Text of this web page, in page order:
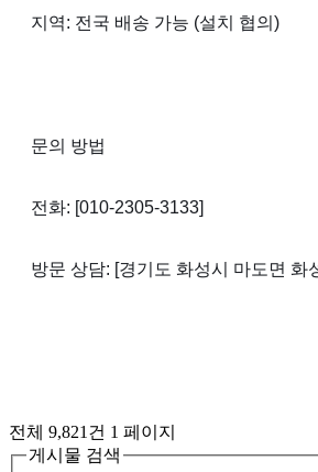
지역: 전국 배송 가능 (설치 협의)
문의 방법
전화: [010-2305-3133]
방문 상담: [경기도 화성시 마도면 화
전체 9,821건 1 페이지
게시물 검색